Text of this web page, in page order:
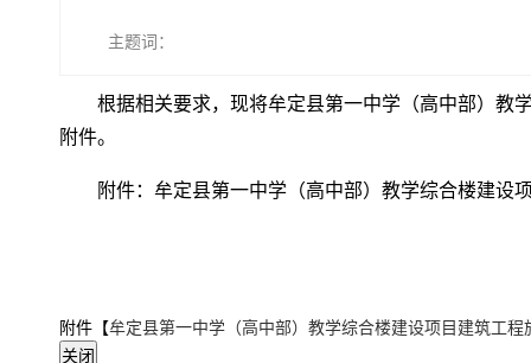
主题词：
根据相关要求，现将牟定县第一中学（高中部）教
附件。
附件：牟定县第一中学（高中部）教学综合楼建设
附件【牟定县第一中学（高中部）教学综合楼建设项目建筑工程